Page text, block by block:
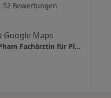
52 Bewertungen
Google Maps
Praxis Dr. T. D. C. Bösenberg-Pham Fachärztin für Plastische- und Ästhetische Chirurgie